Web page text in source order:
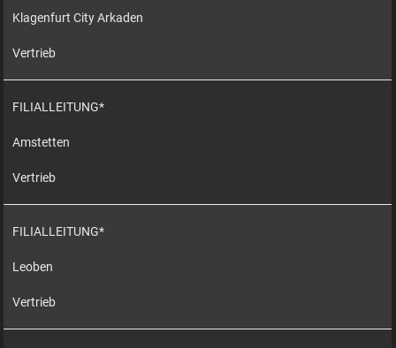
Klagenfurt City Arkaden
Vertrieb
FILIALLEITUNG*
Amstetten
Vertrieb
FILIALLEITUNG*
Leoben
Vertrieb